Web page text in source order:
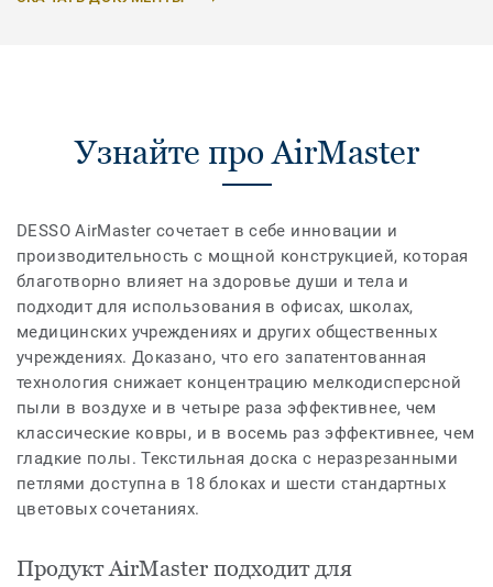
Узнайте про AirMaster
DESSO AirMaster сочетает в себе инновации и
производительность с мощной конструкцией, которая
благотворно влияет на здоровье души и тела и
подходит для использования в офисах, школах,
медицинских учреждениях и других общественных
учреждениях. Доказано, что его запатентованная
технология снижает концентрацию мелкодисперсной
пыли в воздухе и в четыре раза эффективнее, чем
классические ковры, и в восемь раз эффективнее, чем
гладкие полы. Текстильная доска с неразрезанными
петлями доступна в 18 блоках и шести стандартных
цветовых сочетаниях.
Продукт AirMaster подходит для